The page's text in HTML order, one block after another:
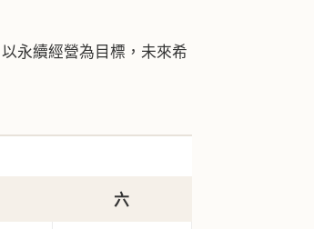
永續經營為目標，未來希
六